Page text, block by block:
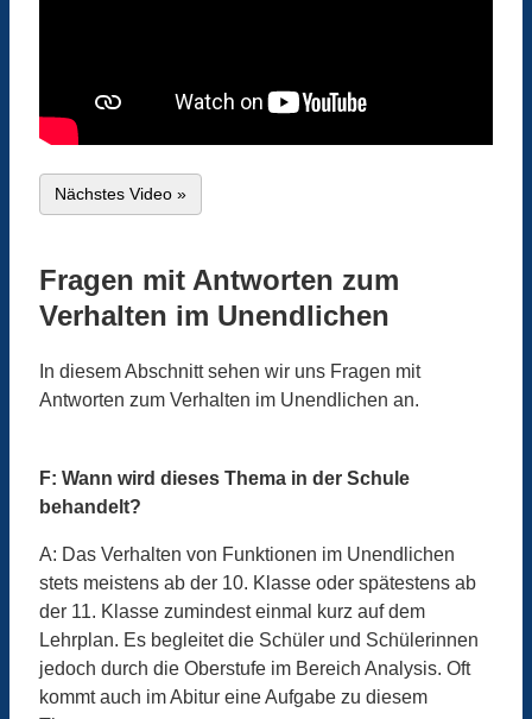
Nächstes Video »
Fragen mit Antworten zum
Verhalten im Unendlichen
In diesem Abschnitt sehen wir uns Fragen mit
Antworten zum Verhalten im Unendlichen an.
F: Wann wird dieses Thema in der Schule
behandelt?
A: Das Verhalten von Funktionen im Unendlichen
stets meistens ab der 10. Klasse oder spätestens ab
der 11. Klasse zumindest einmal kurz auf dem
Lehrplan. Es begleitet die Schüler und Schülerinnen
jedoch durch die Oberstufe im Bereich Analysis. Oft
kommt auch im Abitur eine Aufgabe zu diesem